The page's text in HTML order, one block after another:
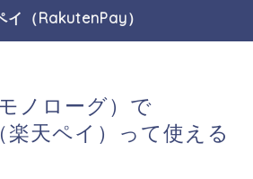
イ（RakutenPay）
ノローグ）で
天ペイ）って使える